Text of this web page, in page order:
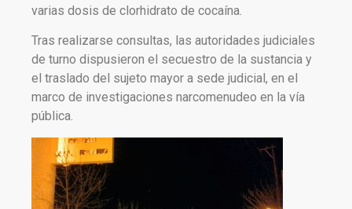
varias dosis de clorhidrato de cocaína.
Tras realizarse consultas, las autoridades judiciales
de turno dispusieron el secuestro de la sustancia y
el traslado del sujeto mayor a sede judicial, en el
marco de investigaciones narcomenudeo en la vía
pública.